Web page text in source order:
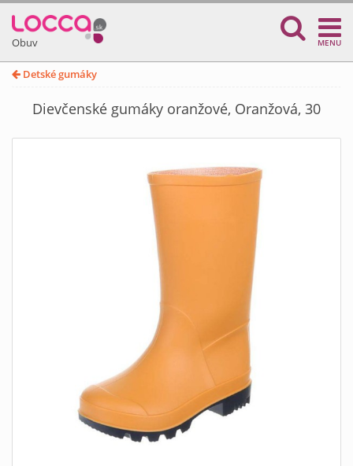
Obuv MENU
Detské gumáky
Dievčenské gumáky oranžové, Oranžová, 30